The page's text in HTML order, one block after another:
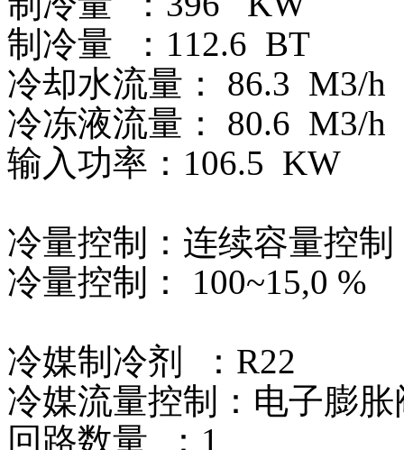
制冷量 ：112.6 BT
冷却水流量： 86.3 M3/h
冷冻液流量： 80.6 M3/h
输入功率：106.5 KW
冷量控制：连续容量控制
冷量控制： 100~15,0 %
冷媒制冷剂 ：R22
冷媒流量控制：电子膨胀
回路数量 ：1